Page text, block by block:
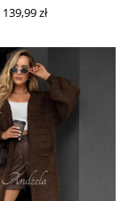
139,99 zł